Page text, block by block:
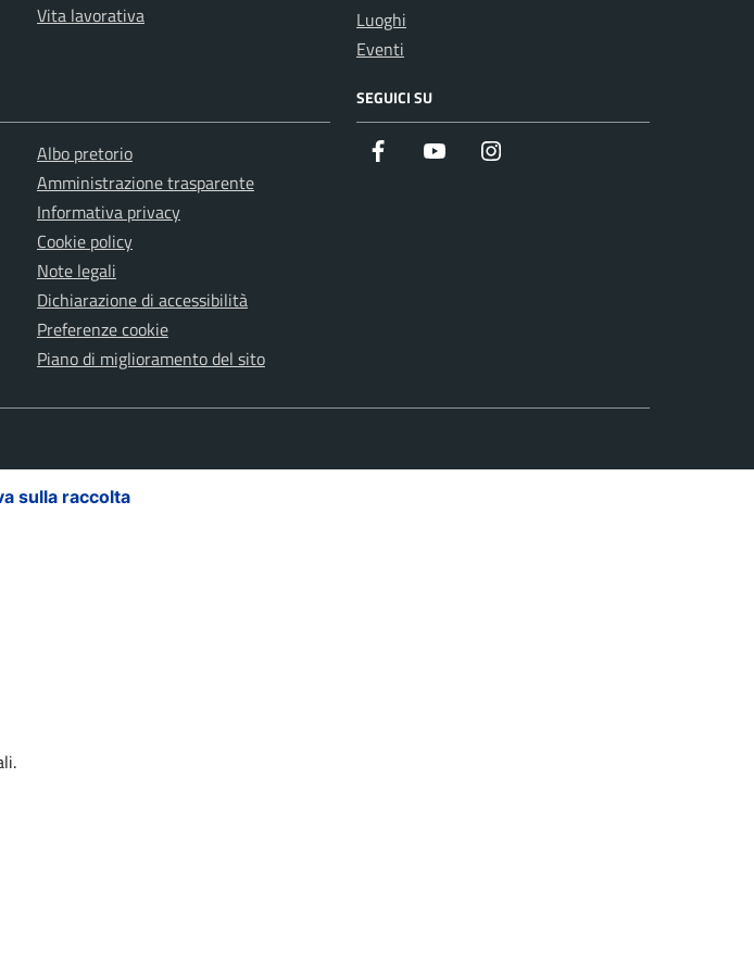
Vita lavorativa
Luoghi
Eventi
Albo pretorio
Amministrazione trasparente
Informativa privacy
Cookie policy
Note legali
Dichiarazione di accessibilità
Preferenze cookie
Piano di miglioramento del sito
SEGUICI SU
Facebook Youtube
sulla raccolta